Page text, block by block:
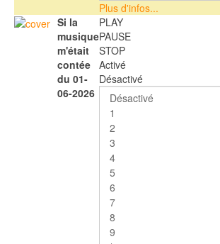
Plus d'infos...
Si la
musique
m'était
contée
du 01-
06-2026
PLAY
PAUSE
STOP
Activé
Désactivé